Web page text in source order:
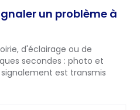
un problème à
d'éclairage ou de
secondes : photo et
est transmis